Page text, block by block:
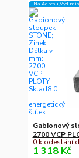
Na
Gabionový
2700 VCP
0 k odeslání
1 318 Kč